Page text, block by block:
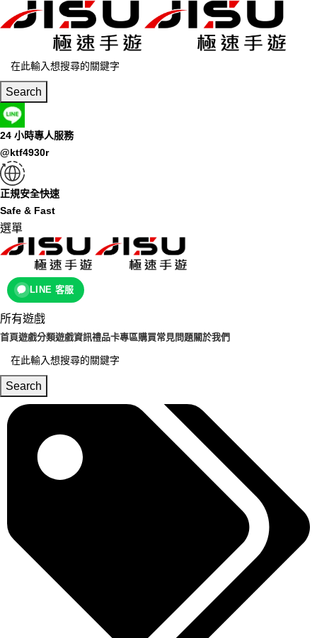
Search
24 小時專人服務
@ktf4930r
正規安全快速
Safe & Fast
選單
LINE 客服
所有遊戲
首頁遊戲分類遊戲資訊禮品卡專區購買常見問題關於我們
Search